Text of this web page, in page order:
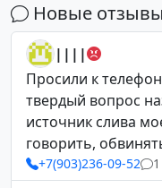
Новые
||||
Просили к
твердый вопрос
источник слива
говорить,
+7(903)236-09-52 1